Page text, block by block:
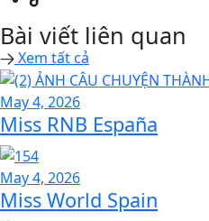
Bài viết liên quan
Xem tất cả
May 4, 2026
Miss RNB España
May 4, 2026
Miss World Spain